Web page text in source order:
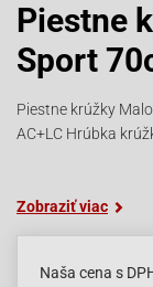
Piestne
Sport
Piestne krúžky
AC+LC Hrúbka
Zobraziť viac
Naša cena s